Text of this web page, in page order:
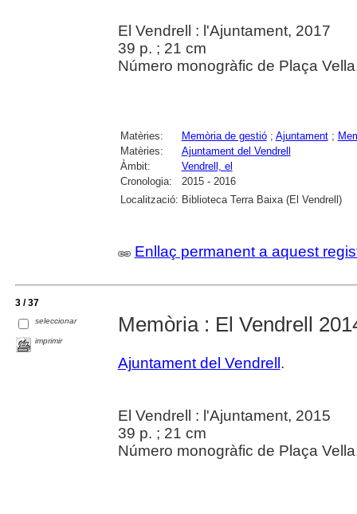
El Vendrell : l'Ajuntament, 2017
39 p. ; 21 cm
Número monogràfic de Plaça
Matèries: Memòria de gestió; Ajuntament;
Matèries:
Ajuntament del Vendrell
Àmbit:
Vendrell, el
Cronologia:
2015 - 2016
Localització: Biblioteca Terra Baixa (El Vendrell)
Enllaç permanent a aquest
3 / 37
seleccionar
imprimir
Memòria : El Vendrell
Ajuntament del Vendrell .
El Vendrell : l'Ajuntament, 2015
39 p. ; 21 cm
Número monogràfic de Plaça